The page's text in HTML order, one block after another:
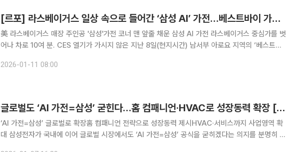
[르포] 라스베이거스 일상 속으로 들어간 ‘삼성 AI’ 가전…베스트바이 가보니 [CES 2026]
美 라스베이거스 매장 주인공 '삼성'가전 코너 맨 앞줄 채운 삼성 AI 가전 라스베이거스 중심가를 벗
어나 차로 10여 분. CES 열기가 가시지 않은 지난 8일(현지시간) 남서부 아로요 지역의 ‘베스트바
모여있는 공간 맨 앞줄에는 삼성전자의 '비스포크
2026-01-11 08:00
글로벌도 ‘AI 가전=삼성’ 굳힌다…홈 컴패니언·HVAC로 성장동력 확장 [CES 2026]
‘AI 가전=삼성’ 글로벌로 확장홈 컴패니언 전략으로 성장동력 제시HVAC·서비스까지 사업영역 확
대 삼성전자가 국내에 이어 글로벌 시장에서도 ‘AI 가전=삼성’ 공식을 굳히겠다는 의지를 분명히 했